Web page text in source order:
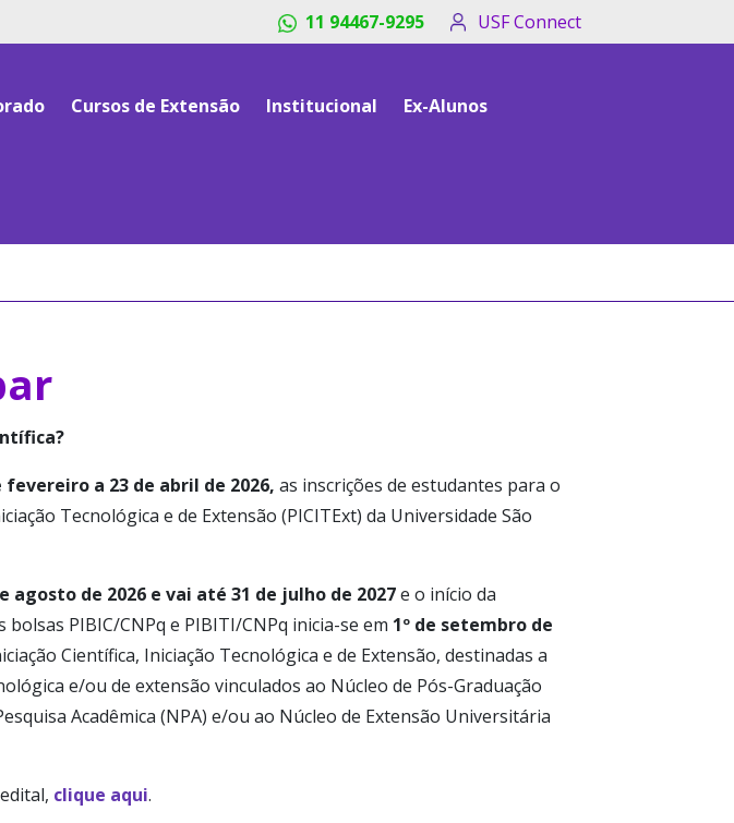
11 94467-9295 USF Connect
Cursos de Extensão Institucional Ex-Alunos
fevereiro a 23 de abril de 2026, as inscrições de estudantes para o
Tecnológica e de Extensão (PICITExt) da Universidade São
agosto de 2026 e vai até 31 de julho de 2027e o início da
PIBIC/CNPq e PIBITI/CNPq inicia-se em 1º de setembro de
Científica, Iniciação Tecnológica e de Extensão, destinadas a
e/ou de extensão vinculados ao Núcleo de Pós-Graduação
Acadêmica (NPA) e/ou ao Núcleo de Extensão Universitária
clique aqui.